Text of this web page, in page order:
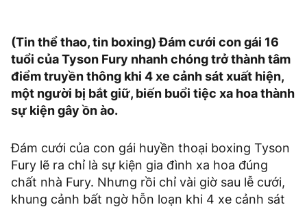
(Tin thể thao, tin boxing) Đám cưới con gái 16
tuổi của Tyson Fury nhanh chóng trở thành tâm
điểm truyền thông khi 4 xe cảnh sát xuất hiện,
một người bị bắt giữ, biến buổi tiệc xa hoa thành
sự kiện gây ồn ào.
Đám cưới của con gái huyền thoại boxing Tyson
Fury lẽ ra chỉ là sự kiện gia đình xa hoa đúng
chất nhà Fury. Nhưng rồi chỉ vài giờ sau lễ cưới,
khung cảnh bất ngờ hỗn loạn khi 4 xe cảnh sát